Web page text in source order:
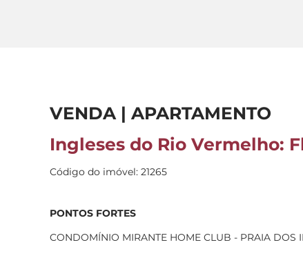
VENDA | APARTAMENTO
Ingleses do Rio Vermelho:
Código do imóvel: 21265
PONTOS FORTES
CONDOMÍNIO MIRANTE HOME CLUB - PRAIA DOS